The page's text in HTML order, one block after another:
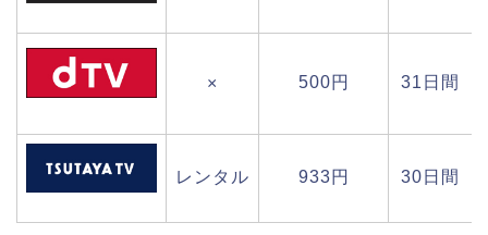
× 500円 31日間
レンタル 933円 30日間